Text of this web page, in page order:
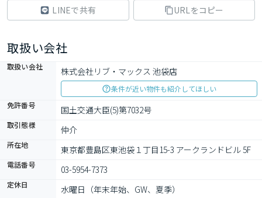
LINEで共有
URLをコピー
取扱い会社
取扱い会社 株式会社リブ・マックス 池袋店
条件が近い物件も紹介してほしい
免許番号
国土交通大臣(5)第7032号
取引態様 仲介
所在地 東京都豊島区東池袋１丁目15-3 アークランドビル 5F
電話番号 03-5954-7373
定休日 水曜日（年末年始、GW、夏季）